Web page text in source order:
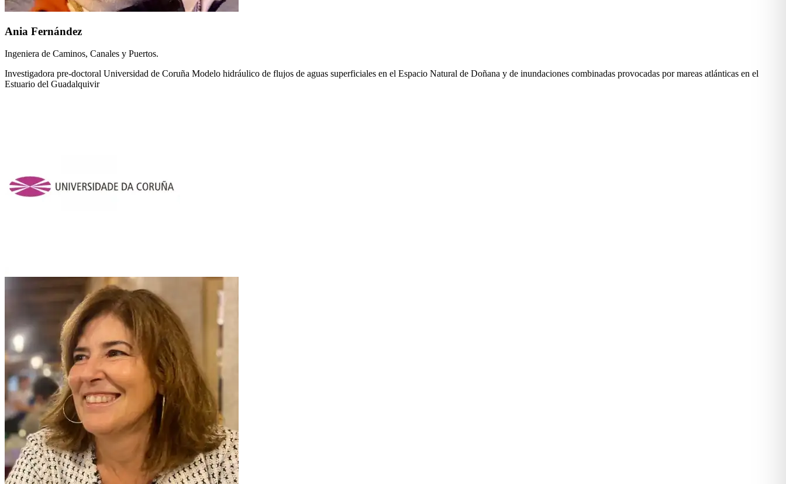
Ania Fernández
Ingeniera de Caminos, Canales y Puertos.
Investigadora pre-doctoral Universidad de Coruña Modelo hidráulico de flujos de aguas superficiales en el Espacio Natural de Doñana y de inundaciones combinadas provocadas por mareas atlánticas en el
Estuario del Guadalquivir